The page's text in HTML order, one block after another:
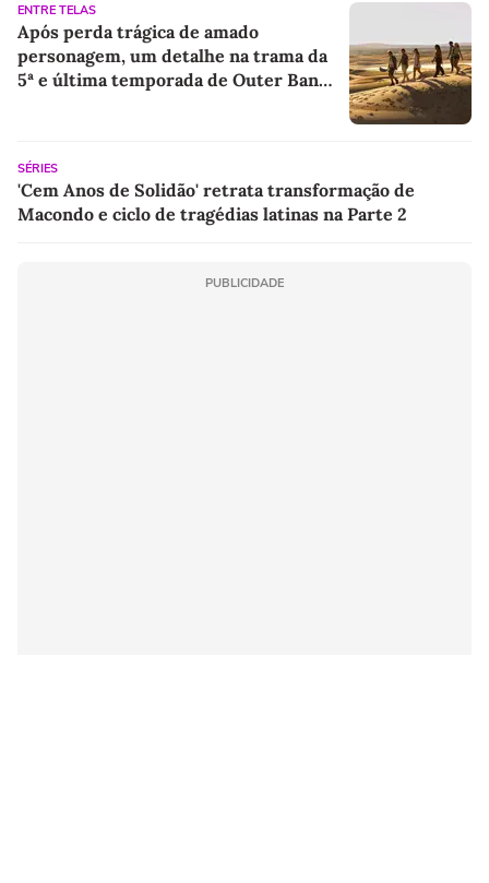
ENTRE TELAS
Após perda trágica de amado
personagem, um detalhe na trama da
5ª e última temporada de Outer Banks
SÉRIES
'Cem Anos de Solidão' retrata transformação de
Macondo e ciclo de tragédias latinas na Parte 2
PUBLICIDADE